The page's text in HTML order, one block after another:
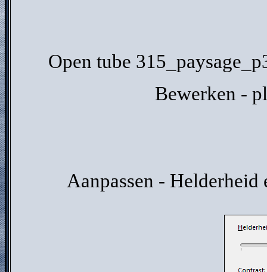
Open tube
Bewerken -
Aanpassen -